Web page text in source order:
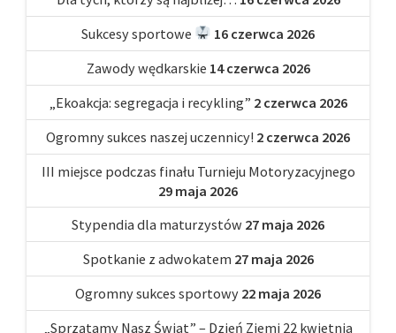
Sukcesy sportowe
16 czerwca 2026
Zawody wędkarskie 14 czerwca 2026
„Ekoakcja: segregacja i recykling” 2 czerwca 2026
Ogromny sukces naszej uczennicy! 2 czerwca 2026
III miejsce podczas finału Turnieju Motoryzacyjnego
29 maja 2026
Stypendia dla maturzystów 27 maja 2026
Spotkanie z adwokatem 27 maja 2026
Ogromny sukces sportowy 22 maja 2026
„Sprzątamy Nasz Świat” – Dzień Ziemi 22 kwietnia